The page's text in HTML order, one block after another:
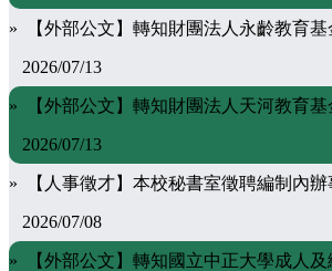
2026/07/13
2026/07/13
» 【人事徵才】本校秘書室徵聘編制內辦
2026/07/08